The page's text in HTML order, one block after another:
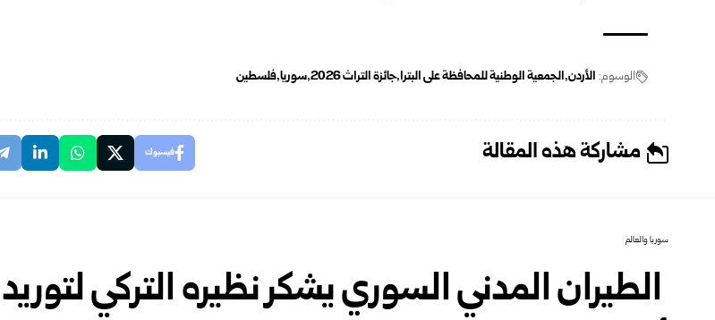
الوسوم: الأردن الجمعية الوطنية للمحافظة على البترا جائزة التراث 2026 سوريا فلسطين
مشاركة هذه المقالة فيسبوك
سوريا والعالم
‏ الطيران المدني السوري يشكر نظيره التركي لتوريد